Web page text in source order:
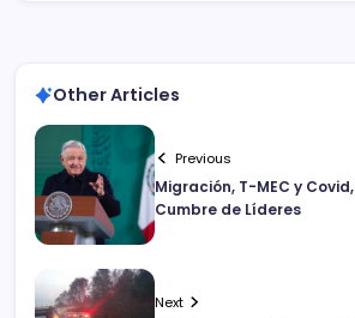
Other Articles
Previous
Migración, T-MEC y
Cumbre de Líderes
Next